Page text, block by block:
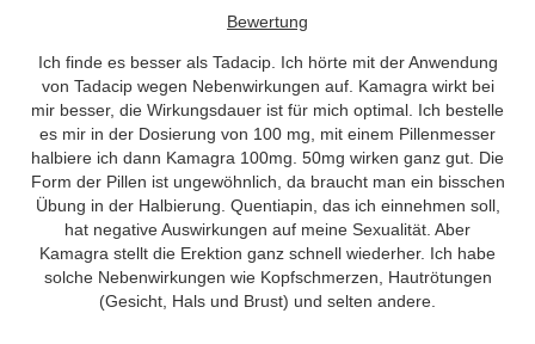
Bewertung
Ich finde es besser als Tadacip. Ich hörte mit der Anwendung
von Tadacip wegen Nebenwirkungen auf. Kamagra wirkt bei
mir besser, die Wirkungsdauer ist für mich optimal. Ich bestelle
es mir in der Dosierung von 100 mg, mit einem Pillenmesser
halbiere ich dann Kamagra 100mg. 50mg wirken ganz gut. Die
Form der Pillen ist ungewöhnlich, da braucht man ein bisschen
Übung in der Halbierung. Quentiapin, das ich einnehmen soll,
hat negative Auswirkungen auf meine Sexualität. Aber
Kamagra stellt die Erektion ganz schnell wiederher. Ich habe
solche Nebenwirkungen wie Kopfschmerzen, Hautrötungen
(Gesicht, Hals und Brust) und selten andere.